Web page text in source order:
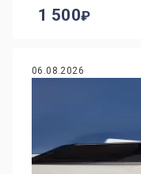
1 500
06.08.2026